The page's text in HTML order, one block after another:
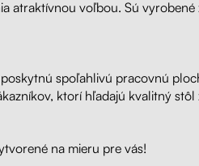
atraktívnou voľbou. Sú
spoľahlivú pracovnú
ktorí hľadajú kvalitný stôl
na mieru pre vás!